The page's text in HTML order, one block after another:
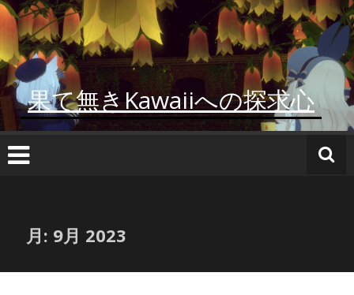
コ
ン
テ
ン
ツ
へ
ス
キ
ッ
果て無きKawaiiへの探求心
月: 9月 2023